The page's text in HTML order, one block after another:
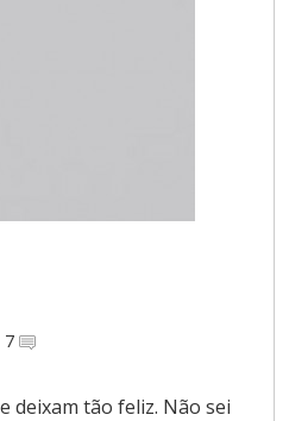
7
deixam tão feliz. Não sei